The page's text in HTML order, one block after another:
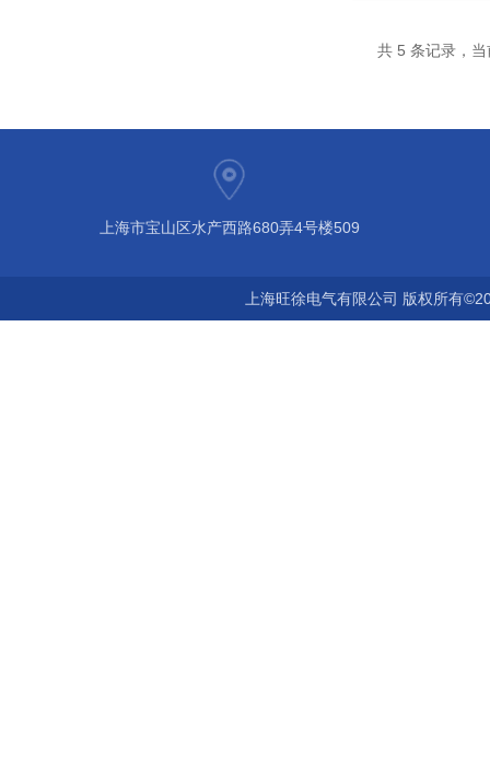
共 5 条记录，
上海市宝山区水产西路680弄4号楼509
上海旺徐电气有限公司 版权所有